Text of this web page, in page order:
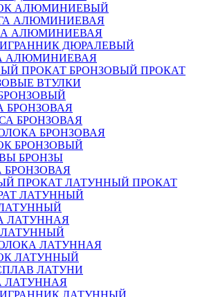
АЛЮМИНИЕВЫЙ
АЛЮМИНИЕВАЯ
АЛЮМИНИЕВАЯ
ДЮРАЛЕВЫЙ
АЛЮМИНИЕВАЯ
БРОНЗОВЫЙ ПРОКАТ
ВТУЛКИ
БРОНЗОВАЯ
БРОНЗОВАЯ
БРОНЗОВАЯ
БРОНЗОВЫЙ
БРОНЗЫ
БРОНЗОВАЯ
ЛАТУННЫЙ ПРОКАТ
ЛАТУННЫЙ
ЛАТУННАЯ
ЛАТУННАЯ
ЛАТУННЫЙ
ЛАТУНИ
ЛАТУННАЯ